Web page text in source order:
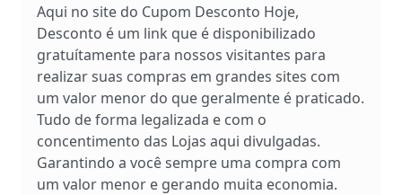
Aqui no site do Cupom Desconto Hoje,
Desconto é um link que é disponibilizado
gratuítamente para nossos visitantes para
realizar suas compras em grandes sites com
um valor menor do que geralmente é praticado.
Tudo de forma legalizada e com o
concentimento das Lojas aqui divulgadas.
Garantindo a você sempre uma compra com
um valor menor e gerando muita economia.